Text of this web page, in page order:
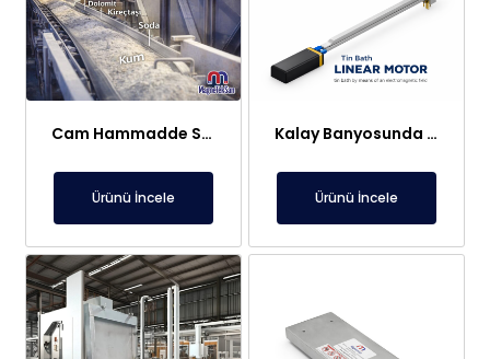
Cam Hammadde Sektörü İçin Askı Tipi Neodimyum Plaka Mıknatıs | Yüksek Gauss Manyetik Separatör
Ürünü İncele
Kalay Banyosunda Lineer Elektromıknatıs: Sıcaklık Homojenliği ve Oksit Temizleme
Ürünü İncele